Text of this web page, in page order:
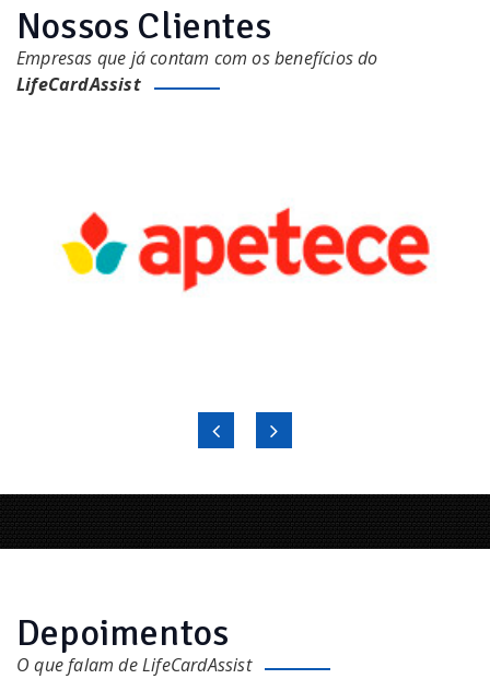
Nossos Clientes
Empresas que já contam com os benefícios do
LifeCardAssist
Depoimentos
O que falam de LifeCardAssist